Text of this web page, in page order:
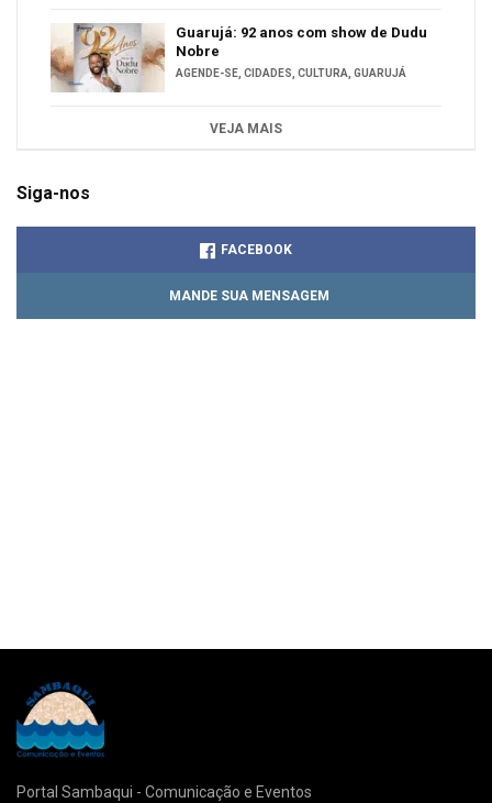
Guarujá: 92 anos com show de Dudu
Nobre
AGENDE-SE CIDADES CULTURA GUARUJÁ
VEJA MAIS
Siga-nos
FACEBOOK
MANDE SUA MENSAGEM
Portal Sambaqui - Comunicação e Eventos